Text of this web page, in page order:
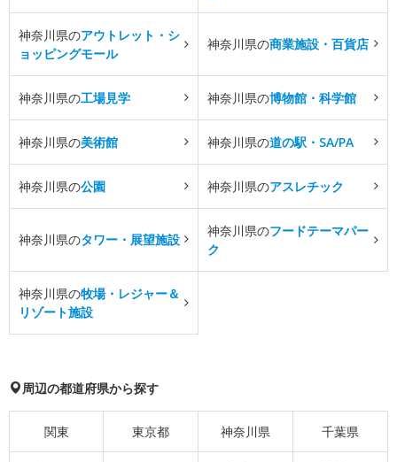
神奈川県のアウトレット・シ
ョッピングモール
神奈川県の商業施設・百貨店
神奈川県の工場見学 神奈川県の博物館・科学館
神奈川県の美術館 神奈川県の道の駅・SA/PA
神奈川県の公園 神奈川県のアスレチック
神奈川県のタワー・展望施設
神奈川県のフードテーマパー
ク
神奈川県の牧場・レジャー＆
リゾート施設
周辺の都道府県から探す
関東 東京都 神奈川県 千葉県